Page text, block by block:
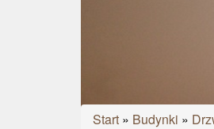
Start » Budynki »